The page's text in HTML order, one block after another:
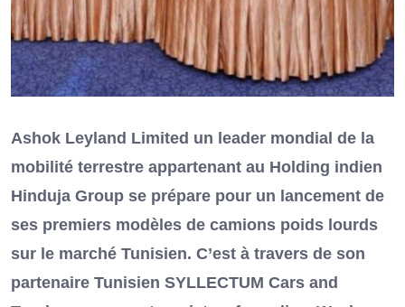
Ashok Leyland Limited un leader mondial de la
mobilité terrestre appartenant au Holding indien
Hinduja Group se prépare pour un lancement de
ses premiers modèles de camions poids lourds
sur le marché Tunisien. C’est à travers de son
partenaire Tunisien SYLLECTUM Cars and